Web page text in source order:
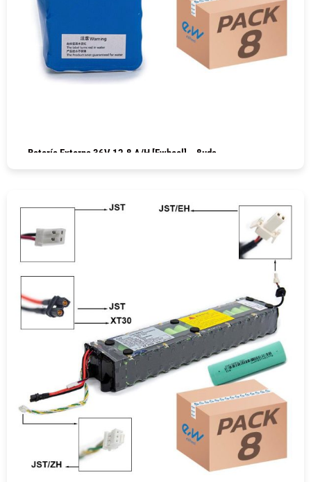
Batería Externa 36V 12.8 A/h [Ewheel] – 8uds